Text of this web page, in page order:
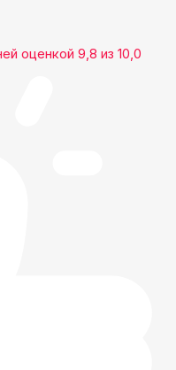
оценкой 9,8 из 10,0